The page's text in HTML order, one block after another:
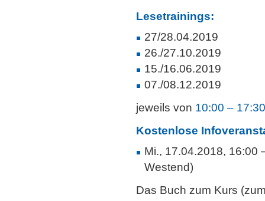
Lesetrainings:
27/28.04.2019
26./27.10.2019
15./16.06.2019
07./08.12.2019
jeweils von 10:00 – 17:30
Kostenlose
Mi., 17.04.2018, 16:00
Westend)
Das Buch zum Kurs